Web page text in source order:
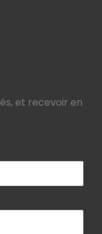
et recevoir en